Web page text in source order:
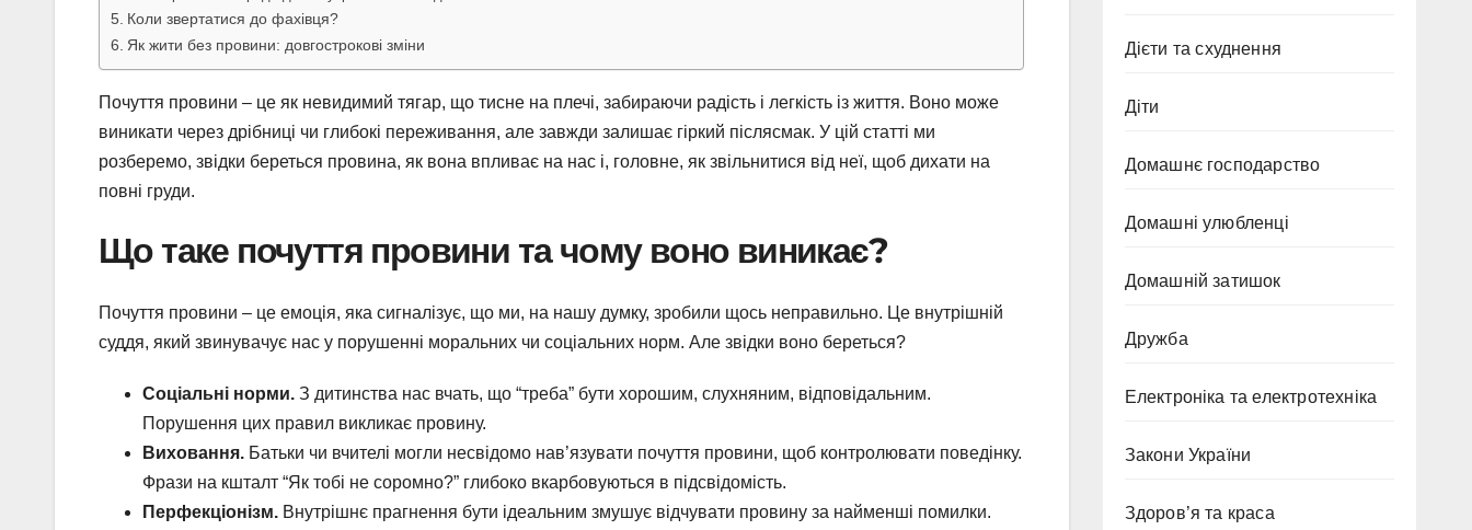
Коли звертатися до фахівця?
Як жити без провини: довгострокові зміни
Почуття провини – це як невидимий тягар, що тисне на плечі, забираючи радість і легкість із життя. Воно може
виникати через дрібниці чи глибокі переживання, але завжди залишає гіркий післясмак. У цій статті ми
розберемо, звідки береться провина, як вона впливає на нас і, головне, як звільнитися від неї, щоб дихати на
повні груди.
Що таке почуття провини та чому воно виникає?
Почуття провини – це емоція, яка сигналізує, що ми, на нашу думку, зробили щось неправильно. Це внутрішній
суддя, який звинувачує нас у порушенні моральних чи соціальних норм. Але звідки воно береться?
Соціальні норми. З дитинства нас вчать, що “треба” бути хорошим, слухняним, відповідальним.
Порушення цих правил викликає провину.
Виховання. Батьки чи вчителі могли несвідомо нав’язувати почуття провини, щоб контролювати поведінку.
Фрази на кшталт “Як тобі не соромно?” глибоко вкарбовуються в підсвідомість.
Перфекціонізм. Внутрішнє прагнення бути ідеальним змушує відчувати провину за найменші помилки.
Дієти та схуднення
Діти
Домашнє господарство
Домашні улюбленці
Домашній затишок
Дружба
Електроніка та електротехніка
Закони України
Здоров’я та краса